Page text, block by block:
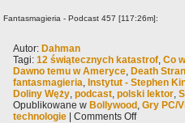
Fantasmagieria - Podcast 457 [117:26m]:
Autor: Dahman
Tagi: 12 świątecznych katastrof, Co
Dawno temu w Ameryce, Death
fantasmagieria, Instytut - Stephen
Doliny Węży, podcast, polski lektor,
Opublikowane w Bollywood , Gry PC/
technologie
Comments Off